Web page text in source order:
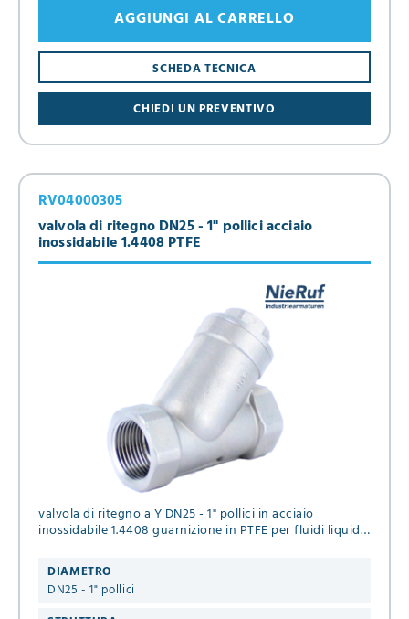
CHIEDI UN PREVENTIVO
SCHEDA TECNICA
AGGIUNGI AL CARRELLO
valvola di ritegno DN25 - 1" pollici acciaio
inossidabile 1.4408 PTFE
RV04000305
valvola di ritegno a Y DN25 - 1" pollici in acciaio
inossidabile 1.4408 guarnizione in PTFE per fluidi liquidi
DIAMETRO
DN25 - 1" pollici